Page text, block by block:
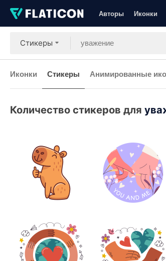
Авторы Иконки
Стикеры
Иконки Стикеры Анимированные
Количество стикеров для